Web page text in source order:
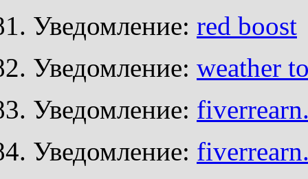
Уведомление: red boost
Уведомление: weather
Уведомление:
Уведомление: